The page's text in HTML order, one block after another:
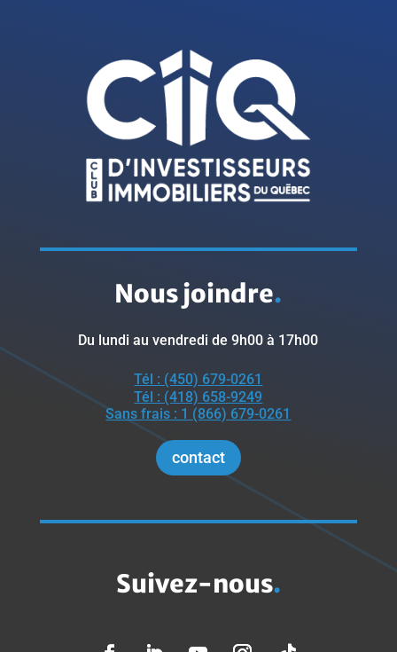
Nous joindre.
Du lundi au vendredi de 9h00 à 17h00
Tél : (450) 679-0261
Tél : (418) 658-9249
Sans frais : 1 (866) 679-0261
contact
Suivez-nous.